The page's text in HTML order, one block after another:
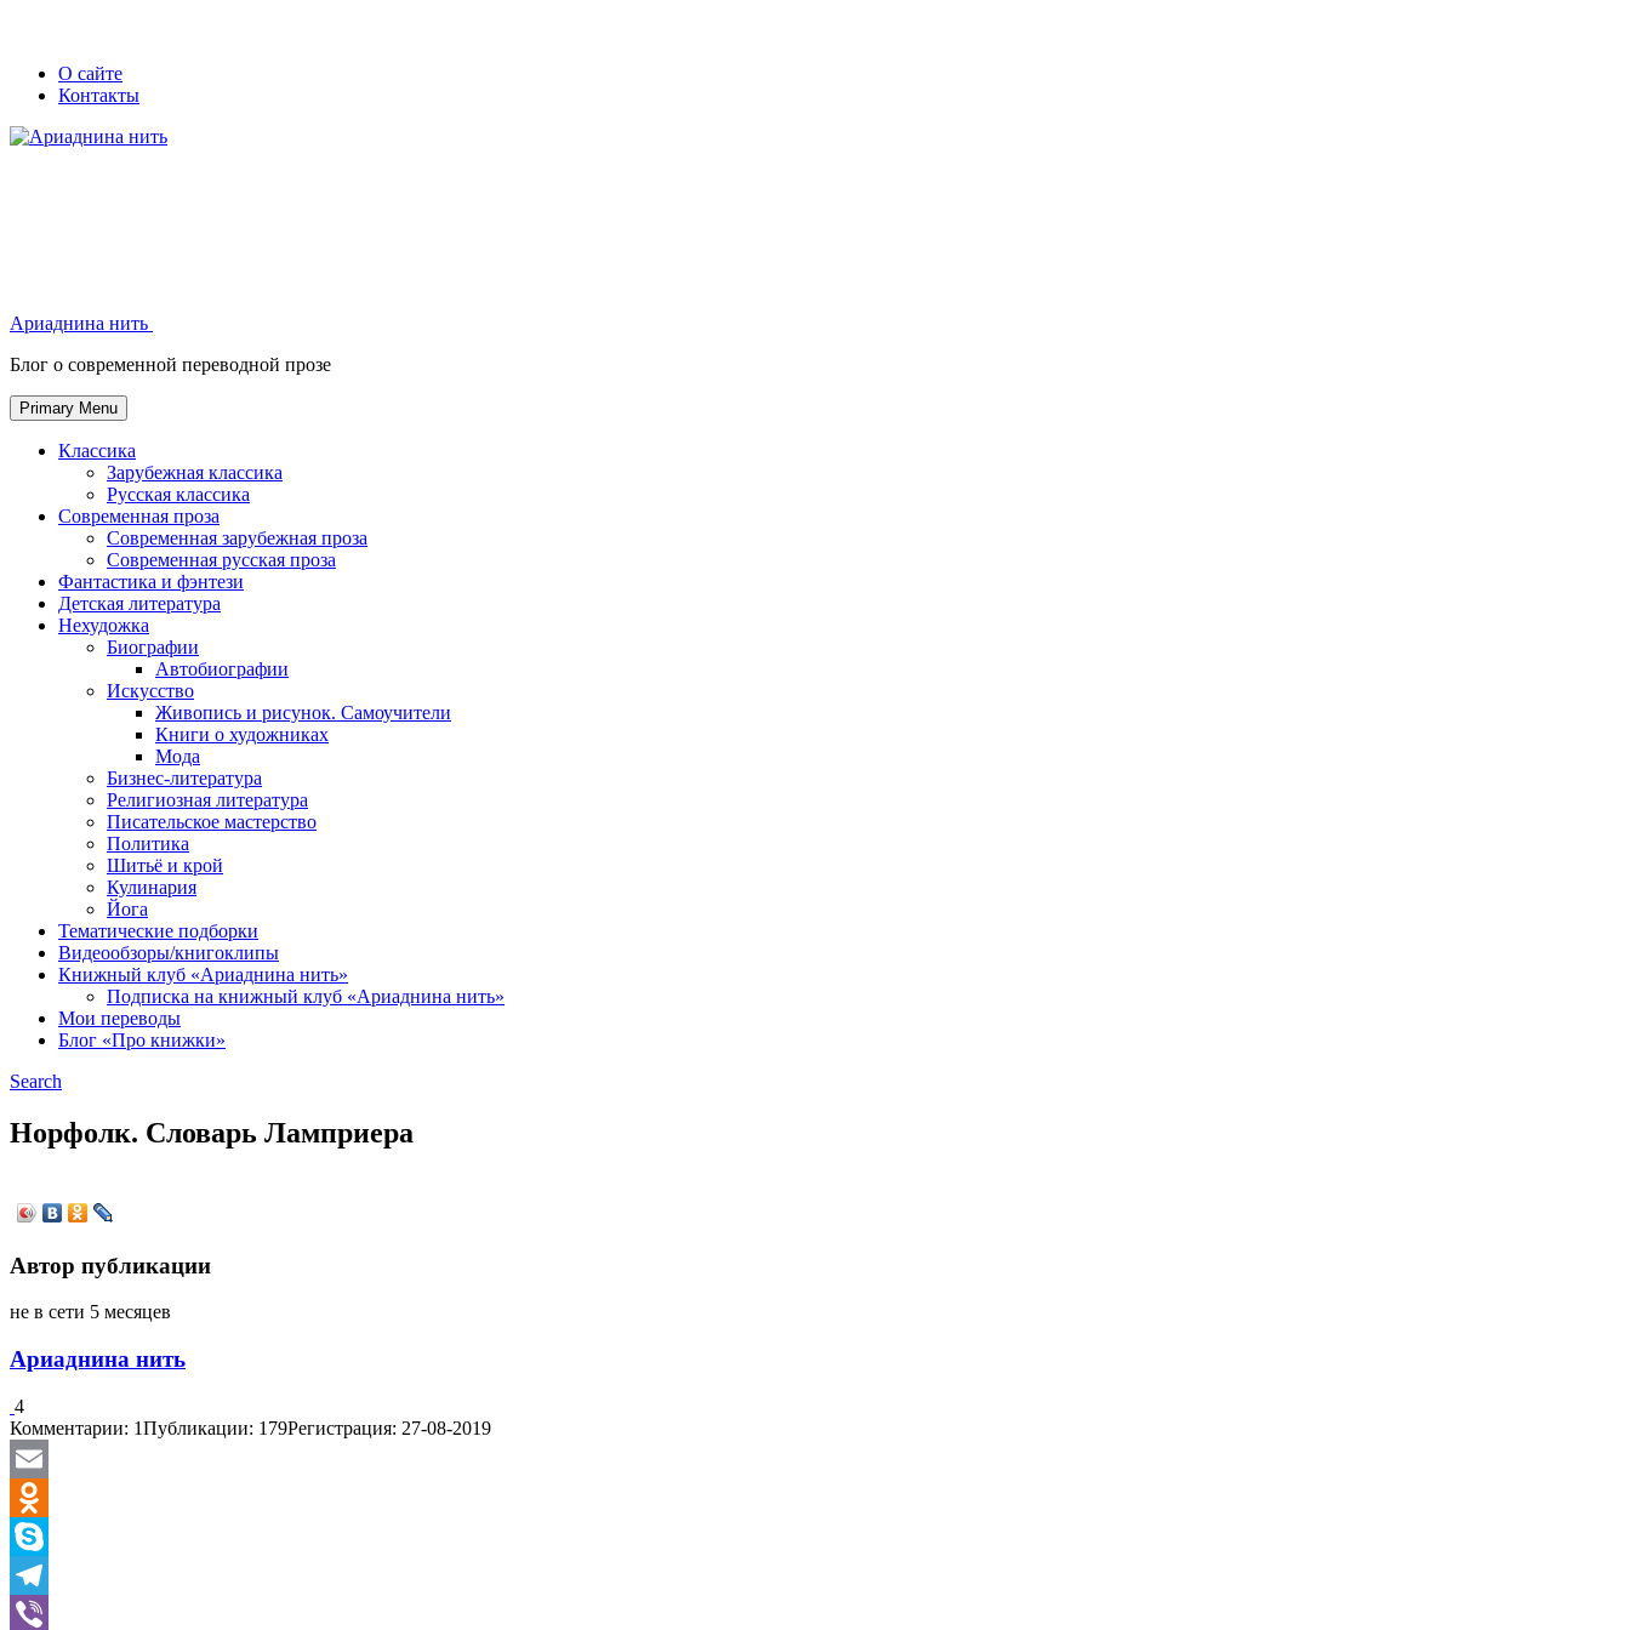
Skip
Secondary
left
navigation
Secondary
right
navigation
О сайте
Контакты
Ариаднина нить
Блог о современной переводной прозе
Primary Menu
Классика
Зарубежная классика
Русская классика
Современная проза
Современная зарубежная проза
Современная русская проза
Фантастика и фэнтези
Детская литература
Нехудожка
Биографии
Автобиографии
Искусство
Живопись и рисунок. Самоучители
Книги о художниках
Мода
Бизнес-литература
Религиозная литература
Писательское мастерство
Политика
Шитьё и крой
Кулинария
Йога
Тематические подборки
Видеообзоры/книгоклипы
Книжный клуб «Ариаднина нить»
Подписка на книжный клуб «Ариаднина нить»
Мои переводы
Блог «Про книжки»
Search
Норфолк. Словарь Ламприера
Автор публикации
не в сети 5 месяцев
Ариаднина нить
4
Комментарии: 1Публикации: 179Регистрация: 27-08-2019
Email
Odnoklassniki
Skype
Telegram